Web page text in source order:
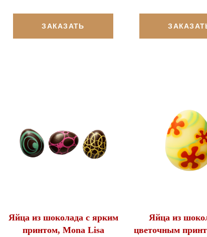
ЗАКАЗАТЬ
Яйца из шоколада с ярким
принтом, Mona Lisa
Яйца из
цветочным